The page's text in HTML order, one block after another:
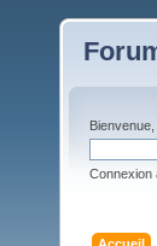
Bienvenue,
Connexion